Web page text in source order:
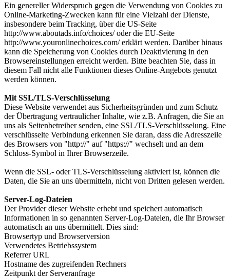
Ein genereller Widerspruch gegen die Verwendung von Cookies zu
Online-Marketing-Zwecken kann für eine Vielzahl der Dienste,
insbesondere beim Tracking, über die US-Seite
http://www.aboutads.info/choices/ oder die EU-Seite
http://www.youronlinechoices.com/ erklärt werden. Darüber hinaus
kann die Speicherung von Cookies durch Deaktivierung in den
Browsereinstellungen erreicht werden. Bitte beachten Sie, dass in
diesem Fall nicht alle Funktionen dieses Online-Angebots genutzt
werden können.
Mit SSL/TLS-Verschlüsselung
Diese Website verwendet aus Sicherheitsgründen und zum Schutz
der Übertragung vertraulicher Inhalte, wie z.B. Anfragen, die Sie an
uns als Seitenbetreiber senden, eine SSL/TLS-Verschlüsselung. Eine
verschlüsselte Verbindung erkennen Sie daran, dass die Adresszeile
des Browsers von "http://" auf "https://" wechselt und an dem
Schloss-Symbol in Ihrer Browserzeile.
Wenn die SSL- oder TLS-Verschlüsselung aktiviert ist, können die
Daten, die Sie an uns übermitteln, nicht von Dritten gelesen werden.
Server-Log-Dateien
Der Provider dieser Website erhebt und speichert automatisch
Informationen in so genannten Server-Log-Dateien, die Ihr Browser
automatisch an uns übermittelt. Dies sind:
Browsertyp und Browserversion
Verwendetes Betriebssystem
Referrer URL
Hostname des zugreifenden Rechners
Zeitpunkt der Serveranfrage